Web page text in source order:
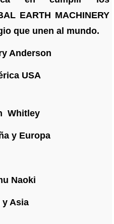
EARTH MACHINERY
que unen al mundo.
Anderson
USA
Whitley
y Europa
Naoki
y Asia